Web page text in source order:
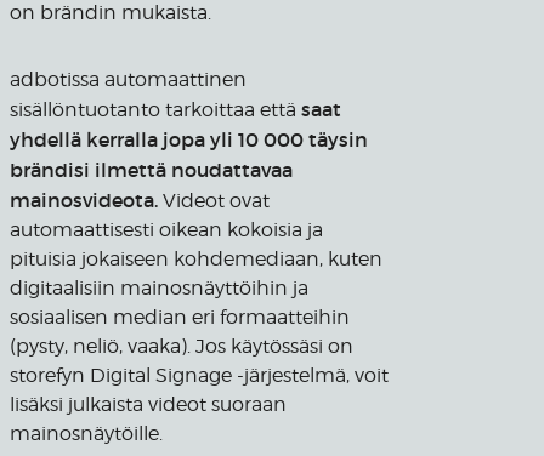
on brändin mukaista.
adbotissa automaattinen
sisällöntuotanto tarkoittaa että saat
yhdellä kerralla jopa yli 10 000 täysin
brändisi ilmettä noudattavaa
mainosvideota. Videot ovat
automaattisesti oikean kokoisia ja
pituisia jokaiseen kohdemediaan, kuten
digitaalisiin mainosnäyttöihin ja
sosiaalisen median eri formaatteihin
(pysty, neliö, vaaka). Jos käytössäsi on
storefyn Digital Signage -järjestelmä, voit
lisäksi julkaista videot suoraan
mainosnäytöille.